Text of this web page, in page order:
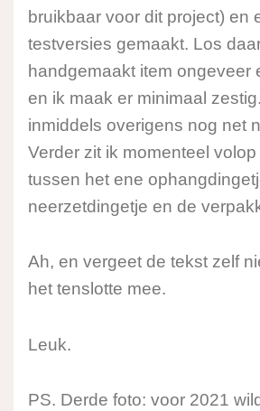
bruikbaar voor dit project) en
testversies gemaakt. Los
handgemaakt item ongeveer
en ik maak er minimaal
inmiddels overigens nog net
Verder zit ik momenteel
tussen het ene
neerzetdingetje en de
Ah, en vergeet de tekst zelf
het tenslotte mee.
Leuk.
PS. Derde foto: voor 2021